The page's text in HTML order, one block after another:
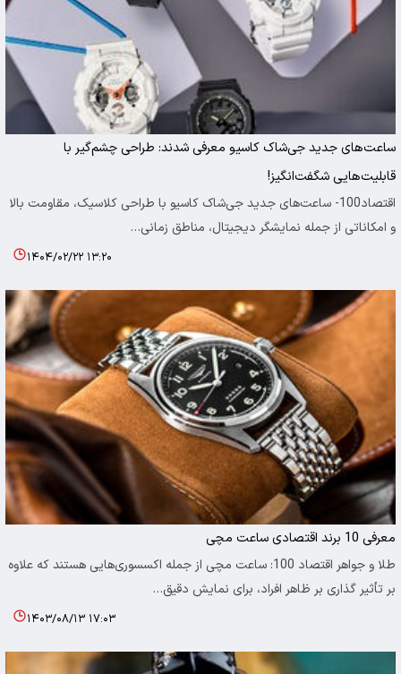
ساعت‌های جدید جی‌شاک کاسیو معرفی شدند: طراحی چشم‌گیر با
قابلیت‌هایی شگفت‌انگیز!
اقتصاد100- ساعت‌های جدید جی‌شاک کاسیو با طراحی کلاسیک، مقاومت بالا
و امکاناتی از جمله نمایشگر دیجیتال، مناطق زمانی…
۱۴۰۴/۰۲/۲۲ ۱۳:۲۰
معرفی 10 برند اقتصادی ساعت مچی
طلا و جواهر اقتصاد 100: ساعت مچی از جمله اکسسوری‌هایی هستند که علاوه
بر تأثیر گذاری بر ظاهر افراد، برای نمایش دقیق…
۱۴۰۳/۰۸/۱۳ ۱۷:۰۳